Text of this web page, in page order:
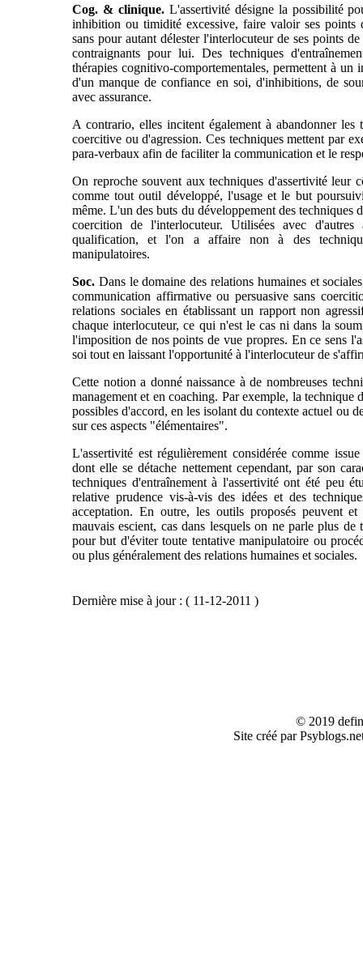
Cog. & clinique.L'assertivité désigne la possibilité
inhibition ou timidité excessive, faire valoir ses points
sans pour autant délester l'interlocuteur de ses points
contraignants pour lui. Des techniques
thérapies cognitivo-comportementales, permettent à
d'un manque de confiance en soi, d'inhibitions, de
avec assurance.
A contrario, elles incitent également à abandonner les
coercitive ou d'agression. Ces techniques mettent par
para-verbaux afin de faciliter la communication et le
On reproche souvent aux techniques d'assertivité leur
comme tout outil développé, l'usage et le but
même. L'un des buts du développement des techniques
coercition de l'interlocuteur. Utilisées avec d'autres
qualification, et l'on a affaire non à des
manipulatoires.
Soc. Dans le domaine des relations humaines et
communication affirmative ou persuasive sans
relations sociales en établissant un rapport non
chaque interlocuteur, ce qui n'est le cas ni dans la
l'imposition de nos points de vue propres. En ce sens
soi tout en laissant l'opportunité à l'interlocuteur de
Cette notion a donné naissance à de nombreuses
management et en coaching. Par exemple, la technique
possibles d'accord, en les isolant du contexte actuel ou
sur ces aspects "élémentaires".
L'assertivité est régulièrement considérée comme
dont elle se détache nettement cependant, par son
techniques d'entraînement à l'assertivité ont été peu
relative prudence vis-à-vis des idées et des
acceptation. En outre, les outils proposés peuvent
mauvais escient, cas dans lesquels on ne parle plus
pour but d'éviter toute tentative manipulatoire ou
ou plus généralement des relations humaines et sociales.
Dernière mise à jour : ( 11-12-2011 )
© 2019
Site créé par